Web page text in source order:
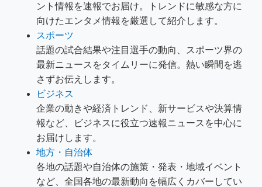
ント情報を速報でお届け。トレンドに敏感な方に
向けたエンタメ情報を厳選して紹介します。
スポーツ
話題の試合結果や注目選手の動向、スポーツ界の
最新ニュースをタイムリーに発信。熱い瞬間を逃
さずお伝えします。
ビジネス
企業の動きや経済トレンド、新サービスや決算情
報など、ビジネスに役立つ速報ニュースを中心に
お届けします。
地方・自治体
各地の話題や自治体の施策・発表・地域イベント
など、全国各地の最新動向を幅広くカバーしてい